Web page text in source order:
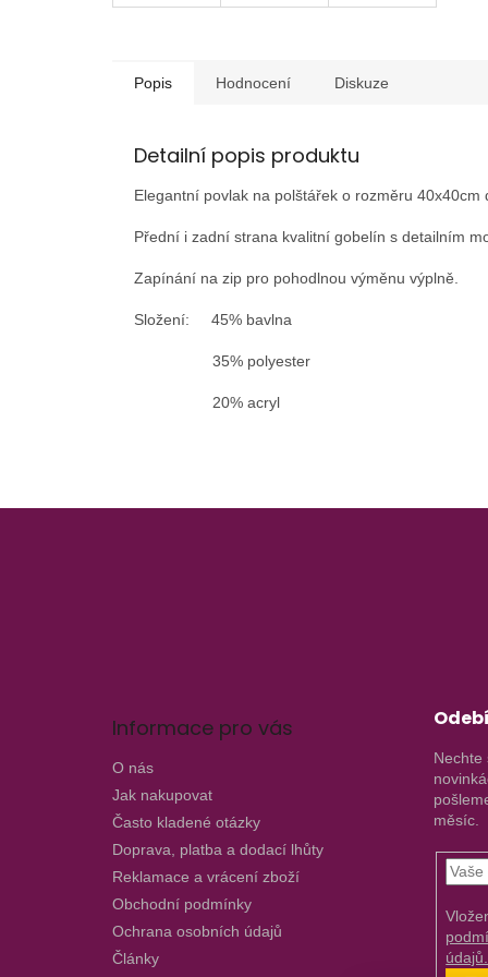
Popis Hodnocení Diskuze
Detailní popis produktu
Elegantní povlak na polštářek o rozměru 40x40cm
Přední i zadní strana kvalitní gobelín s detailním
Zapínání na zip pro pohodlnou výměnu výplně.
Složení: 45% bavlna
35% polyester
20% acryl
Informace pro vás
O nás
Jak nakupovat
Často kladené otázky
Doprava, platba a dodací lhůty
Reklamace a vrácení zboží
Obchodní podmínky
Ochrana osobních údajů
Články
Nechte
měsíc.
údajů.